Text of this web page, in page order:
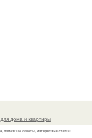
дома и квартиры
полезные советы, интересные статьи